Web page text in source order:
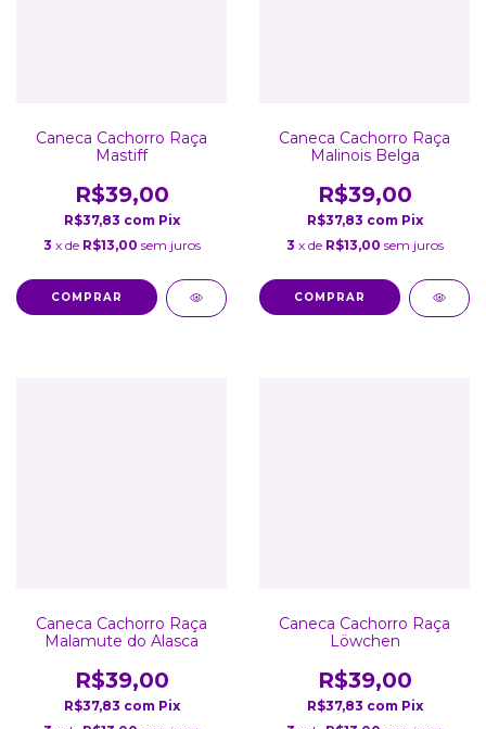
Caneca Cachorro Raça
Mastiff
R$39,00
R$37,83 com Pix
3 x de R$13,00 sem juros
Caneca Cachorro Raça
Malinois Belga
R$39,00
R$37,83 com Pix
3 x de R$13,00 sem juros
Caneca Cachorro Raça
Malamute do Alasca
R$39,00
R$37,83 com Pix
Caneca Cachorro Raça
Löwchen
R$39,00
R$37,83 com Pix